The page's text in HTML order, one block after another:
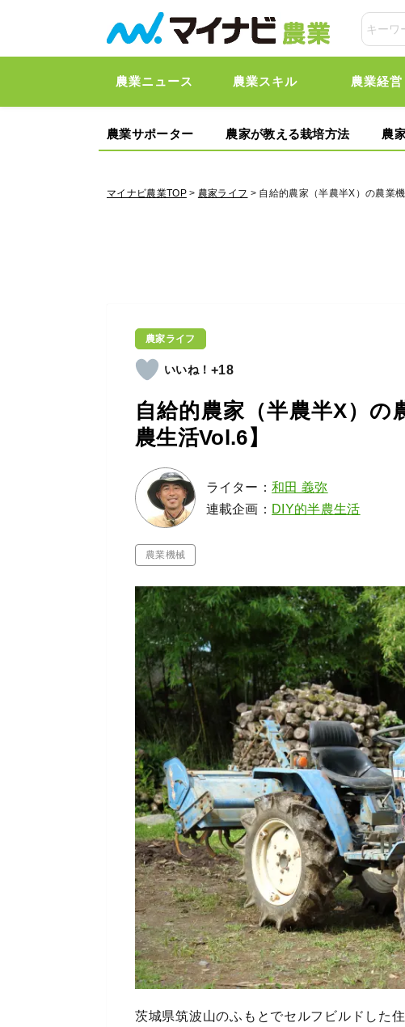
農業ニュース 農業スキル 農業経営
農業サポーター 農家が教える栽培方法 農
マイナビ農業TOP> 農家ライフ > 自給的農家（半農半X）の農業
農家ライフ
+18
自給的農家（半農半X）の
農生活Vol.6】
ライター：和田 義弥
連載企画： DIY的半農生活
農業機械
茨城県筑波山のふもとでセルフビルドした